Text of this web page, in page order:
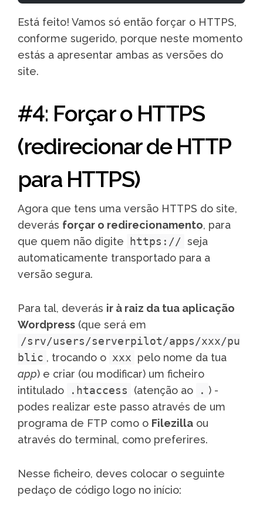
Está feito! Vamos só então forçar o HTTPS,
conforme sugerido, porque neste momento
estás a apresentar ambas as versões do
site.
#4: Forçar o HTTPS
(redirecionar de HTTP
para HTTPS)
Agora que tens uma versão HTTPS do site,
deverás forçar o redirecionamento, para
que quem não digite
https:// seja
automaticamente transportado para a
versão segura.
Para tal, deverás ir à raiz da tua aplicação
Wordpress (que será em
/srv/users/serverpilot/apps/xxx/pu
blic , trocando o xxx pelo nome da tua
app) e criar (ou modificar) um ficheiro
intitulado
.htaccess (atenção ao . ) -
podes realizar este passo através de um
programa de FTP como o Filezilla ou
através do terminal, como preferires.
Nesse ficheiro, deves colocar o seguinte
pedaço de código logo no início: